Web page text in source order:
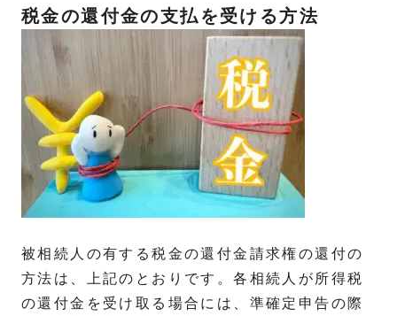
税金の還付金の支払を受ける方法
被相続人の有する税金の還付金請求権の還付の
方法は、上記のとおりです。各相続人が所得税
の還付金を受け取る場合には、準確定申告の際